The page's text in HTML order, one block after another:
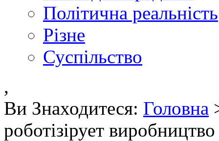
Політична реальність
Різне
Суспільство
,
Ви Знаходитеся: Головна
роботізірует виробництво